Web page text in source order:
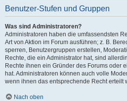
Benutzer-Stufen und Gruppen
Was sind Administratoren?
Administratoren haben die umfassendsten
Art von Aktion im Forum ausführen; z. B.
sperren, Benutzergruppen erstellen,
Rechte, die ein Administrator hat, sind
Rechte ihnen ein Gründer des Forums oder
hat. Administratoren können auch volle
wenn ihnen das entsprechende Recht erteilt
Nach oben